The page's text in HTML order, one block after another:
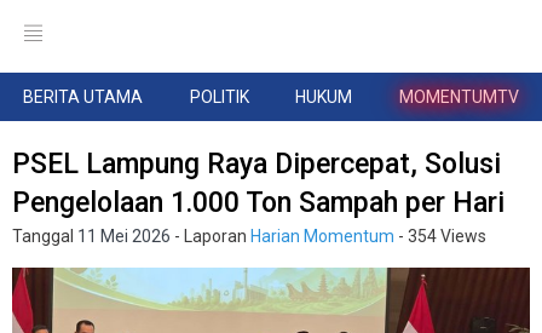
BERITA UTAMA POLITIK HUKUM MOMENTUMTV
PSEL Lampung Raya Dipercepat, Solusi
Pengelolaan 1.000 Ton Sampah per Hari
Tanggal 11 Mei 2026 - Laporan Harian Momentum - 354 Views